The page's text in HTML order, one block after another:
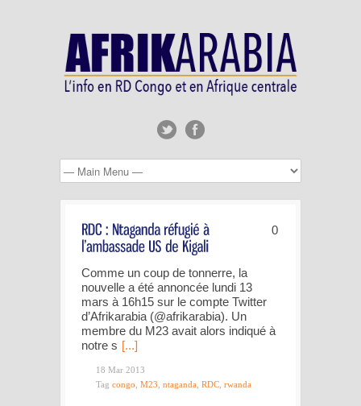
0
Comme un coup de tonnerre, la
nouvelle a été annoncée lundi 13
mars à 16h15 sur le compte Twitter
d’Afrikarabia (@afrikarabia). Un
membre du M23 avait alors indiqué à
notre s [...]
18 Mar 2013
Tag congo M23 ntaganda RDC rwanda